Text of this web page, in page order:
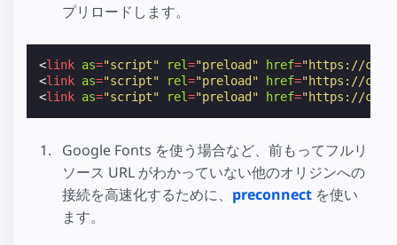
プリロードします。
<link as="script" rel="preload" href="https://
<link as="script" rel="preload" href="https://
<link as="script" rel="preload" href="https://
Google Fonts を使う場合など、前もってフルリ
ソース URL がわかっていない他のオリジンへの
接続を高速化するために、 preconnect を使い
ます。